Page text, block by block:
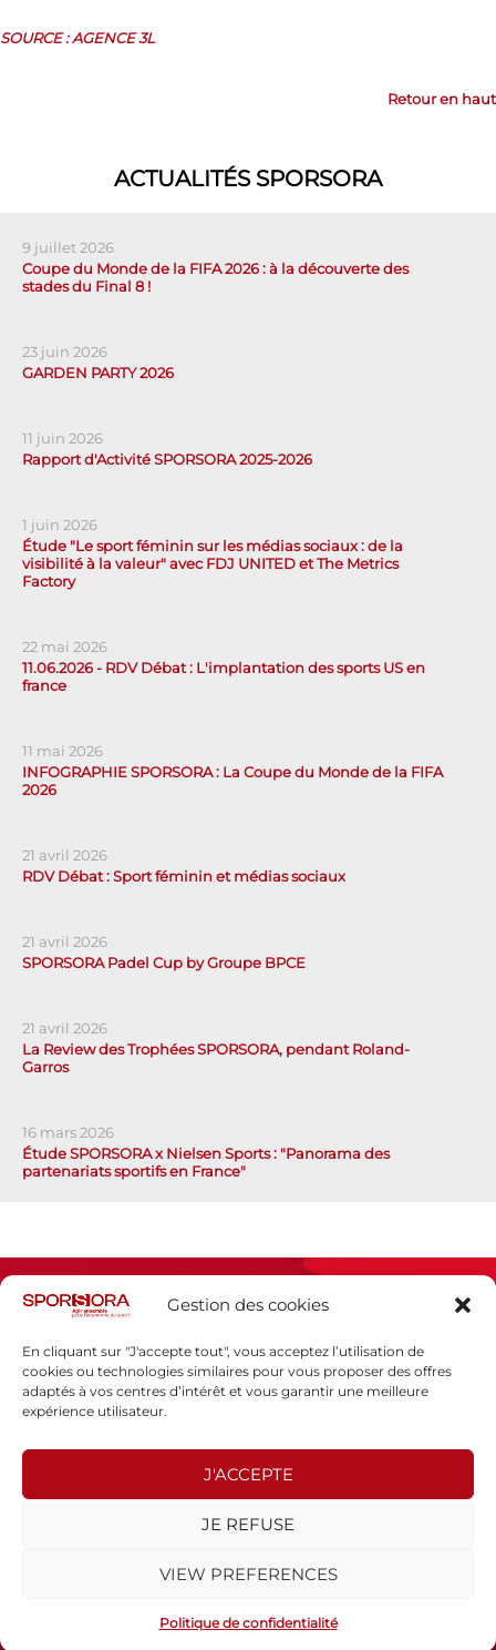
Gestion des cookies
En cliquant sur "J'accepte tout", vous acceptez l’utilisation de
cookies ou technologies similaires pour vous proposer des offres
adaptés à vos centres d’intérêt et vous garantir une meilleure
expérience utilisateur.
J'ACCEPTE
JE REFUSE
VIEW PREFERENCES
Politique de confidentialité
SOURCE : AGENCE 3L
Retour en haut
ACTUALITÉS SPORSORA
9 juillet 2026
Coupe du Monde de la FIFA 2026 : à la découverte des
stades du Final 8 !
23 juin 2026
GARDEN PARTY 2026
11 juin 2026
Rapport d'Activité SPORSORA 2025-2026
1 juin 2026
Étude "Le sport féminin sur les médias sociaux : de la
visibilité à la valeur" avec FDJ UNITED et The Metrics
Factory
22 mai 2026
11.06.2026 - RDV Débat : L'implantation des sports US en
france
11 mai 2026
INFOGRAPHIE SPORSORA : La Coupe du Monde de la FIFA
2026
21 avril 2026
RDV Débat : Sport féminin et médias sociaux
21 avril 2026
SPORSORA Padel Cup by Groupe BPCE
21 avril 2026
La Review des Trophées SPORSORA, pendant Roland-
Garros
16 mars 2026
Étude SPORSORA x Nielsen Sports : "Panorama des
partenariats sportifs en France"
Espace presse
Politique de confidentialité
SPORSORA
75015 PARIS
WEB Stratégies- © 2026 Tous droits réservés.